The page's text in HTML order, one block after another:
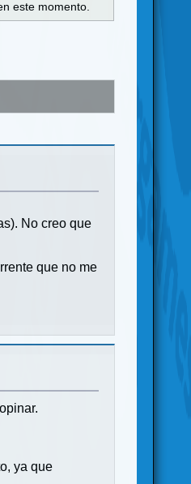
este momento.
No creo que
que no me
ya que